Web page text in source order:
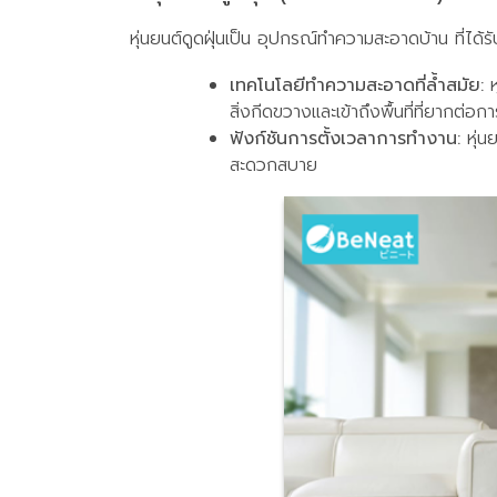
หุ่นยนต์ดูดฝุ่นเป็น อุปกรณ์ทำความสะอาดบ้าน ที่ได้รั
เทคโนโลยีทำความสะอาดที่ล้ำสมัย:
สิ่งกีดขวางและเข้าถึงพื้นที่ที่ยากต่อก
ฟังก์ชันการตั้งเวลาการทำงาน: หุ่น
สะดวกสบาย